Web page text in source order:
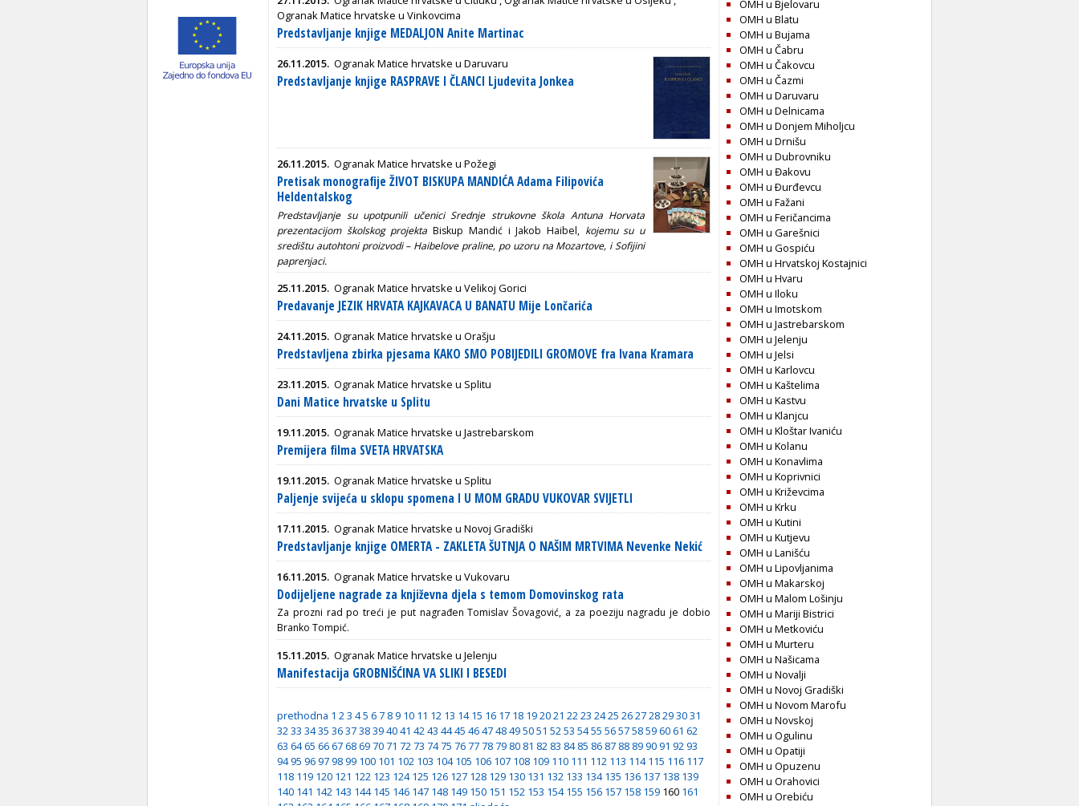
Ogranak Matice hrvatske u Vinkovcima
Predstavljanje knjige MEDALJON Anite Martinac
26.11.2015. Ogranak Matice hrvatske u Daruvaru
Predstavljanje knjige RASPRAVE I ČLANCI Ljudevita Jonkea
26.11.2015. Ogranak Matice hrvatske u Požegi
Pretisak monografije ŽIVOT BISKUPA MANDIĆA Adama Filipovića
Heldentalskog
Predstavljanje su upotpunili učenici Srednje strukovne škola Antuna Horvata
prezentacijom školskog projektaBiskup Mandić i Jakob Haibel,kojemu su u
središtu autohtoni proizvodi – Haibelove praline, po uzoru na Mozartove, i Sofijini
paprenjaci.
25.11.2015. Ogranak Matice hrvatske u Velikoj Gorici
Predavanje JEZIK HRVATA KAJKAVACA U BANATU Mije Lončarića
24.11.2015. Ogranak Matice hrvatske u Orašju
Predstavljena zbirka pjesama KAKO SMO POBIJEDILI GROMOVE fra Ivana Kramara
23.11.2015. Ogranak Matice hrvatske u Splitu
Dani Matice hrvatske u Splitu
19.11.2015. Ogranak Matice hrvatske u Jastrebarskom
Premijera filma SVETA HRVATSKA
19.11.2015. Ogranak Matice hrvatske u Splitu
Paljenje svijeća u sklopu spomena I U MOM GRADU VUKOVAR SVIJETLI
17.11.2015. Ogranak Matice hrvatske u Novoj Gradiški
Predstavljanje knjige OMERTA - ZAKLETA ŠUTNJA O NAŠIM MRTVIMA Nevenke Nekić
16.11.2015. Ogranak Matice hrvatske u Vukovaru
Dodijeljene nagrade za književna djela s temom Domovinskog rata
Za prozni rad po treći je put nagrađen Tomislav Šovagović, a za poeziju nagradu je dobio
Branko Tompić.
15.11.2015. Ogranak Matice hrvatske u Jelenju
Manifestacija GROBNIŠĆINA VA SLIKI I BESEDI
prethodna 1 23 45 6 7 8 9 10 11 12 13 14 15 16 17 18 192021 2223 2425 262728293031
3233 3435 363738394041 4243 4445 464748495051 5253 5455 56575859 60 61 62
63 64 65 66 67 68 69 70 71 72 73 74 75 76 77 78 79 80 81 82 83 84 85 86 87 88 89 90 91 92 93
94 95 96 97 98 99 100 101 102 103 104 105 106 107 108 109 110 111 112 113 114 115 116 117
118 119 120 121 122 123 124 125 126 127 128 129 130 131 132 133 134 135 136 137 138 139
140 141 142 143 144 145 146 147 148 149 150 151 152 153 154 155 156 157 158 159 160 161
OMH u Bjelovaru
OMH u Blatu
OMH u Bujama
OMH u Čabru
OMH u Čakovcu
OMH u Čazmi
OMH u Daruvaru
OMH u Delnicama
OMH u Donjem Miholjcu
OMH u Drnišu
OMH u Dubrovniku
OMH u Đakovu
OMH u Ðurđevcu
OMH u Fažani
OMH u Feričancima
OMH u Garešnici
OMH u Gospiću
OMH u Hrvatskoj Kostajnici
OMH u Hvaru
OMH u Iloku
OMH u Imotskom
OMH u Jastrebarskom
OMH u Jelenju
OMH u Jelsi
OMH u Karlovcu
OMH u Kaštelima
OMH u Kastvu
OMH u Klanjcu
OMH u Kloštar Ivaniću
OMH u Kolanu
OMH u Konavlima
OMH u Koprivnici
OMH u Križevcima
OMH u Krku
OMH u Kutini
OMH u Kutjevu
OMH u Lanišću
OMH u Lipovljanima
OMH u Makarskoj
OMH u Malom Lošinju
OMH u Mariji Bistrici
OMH u Metkoviću
OMH u Murteru
OMH u Našicama
OMH u Novalji
OMH u Novoj Gradiški
OMH u Novom Marofu
OMH u Novskoj
OMH u Ogulinu
OMH u Opatiji
OMH u Opuzenu
OMH u Orahovici
OMH u Orebiću